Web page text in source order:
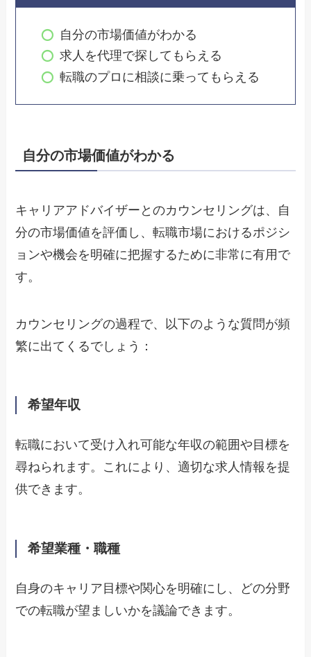
自分の市場価値がわかる
求人を代理で探してもらえる
転職のプロに相談に乗ってもらえる
自分の市場価値がわかる
キャリアアドバイザーとのカウンセリングは、自
分の市場価値を評価し、転職市場におけるポジシ
ョンや機会を明確に把握するために非常に有用で
す。
カウンセリングの過程で、以下のような質問が頻
繁に出てくるでしょう：
希望年収
転職において受け入れ可能な年収の範囲や目標を
尋ねられます。これにより、適切な求人情報を提
供できます。
希望業種・職種
自身のキャリア目標や関心を明確にし、どの分野
での転職が望ましいかを議論できます。